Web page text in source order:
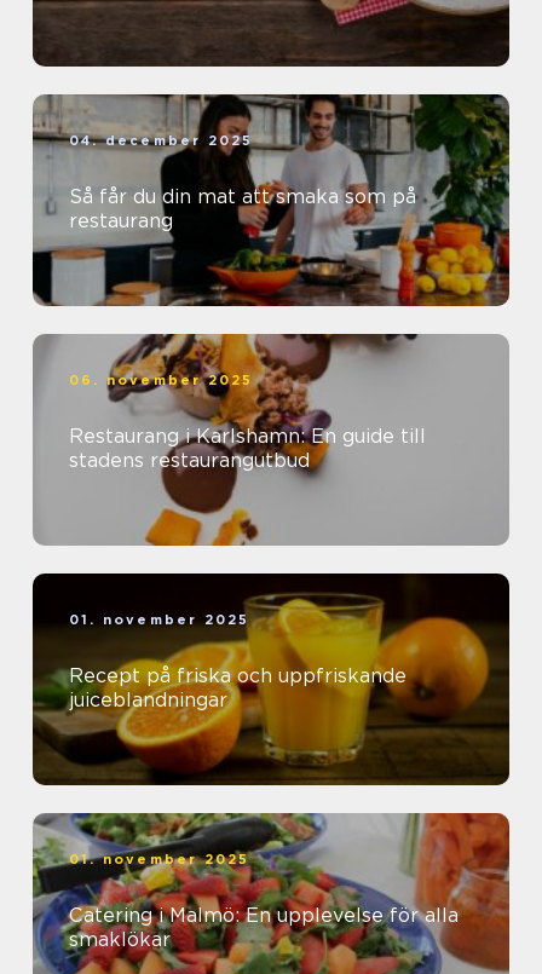
04. december 2025
Så får du din mat att smaka som på
restaurang
06. november 2025
Restaurang i Karlshamn: En guide till
stadens restaurangutbud
01. november 2025
Recept på friska och uppfriskande
juiceblandningar
01. november 2025
Catering i Malmö: En upplevelse för alla
smaklökar